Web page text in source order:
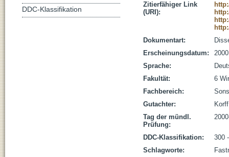
Zitierfähiger Link
(URI):
Dokumentart:
Erscheinungsdatum:
2000
Sprache:
Fakultät:
6
Fachbereich:
Gutachter:
Tag der mündl.
Prüfung:
DDC-Klassifikation:
300
Schlagworte:
DDC-Klassifikation